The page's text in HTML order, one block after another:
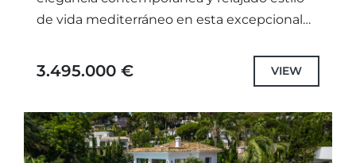
de vida mediterráneo en esta excepcional
la muy demandada comunidad junto a la...
3.495.000 € VIEW